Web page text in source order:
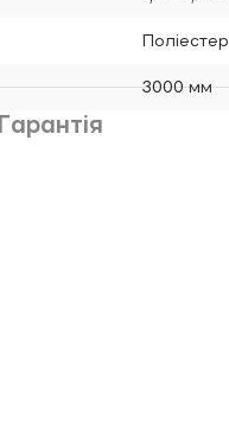
Поліестер
3000 мм
Гарантія